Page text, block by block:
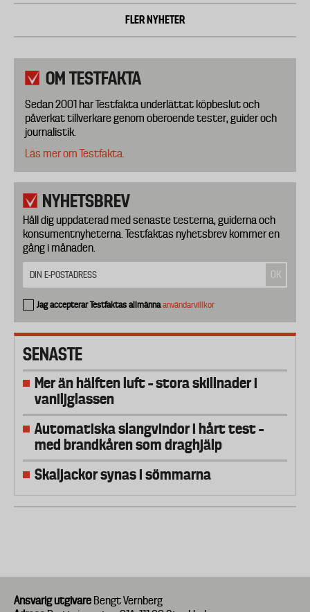
FLER NYHETER
OM TESTFAKTA
Sedan 2001 har Testfakta underlättat köpbeslut och
påverkat tillverkare genom oberoende tester, guider och
journalistik.
Läs mer om Testfakta.
NYHETSBREV
Håll dig uppdaterad med senaste testerna, guiderna och
konsumentnyheterna. Testfaktas nyhetsbrev kommer en
gång i månaden.
Jag accepterar Testfaktas allmännaanvändarvillkor
SENASTE
Mer än hälften luft – stora skillnader i
vaniljglassen
Automatiska slangvindor i hårt test –
med brandkåren som draghjälp
Skaljackor synas i sömmarna
Ansvarig utgivare Bengt Vernberg